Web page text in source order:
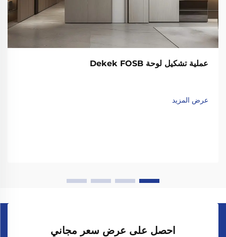
عملية تشكيل لوحة Dekek FOSB
عرض المزيد
احصل على عرض سعر مجاني